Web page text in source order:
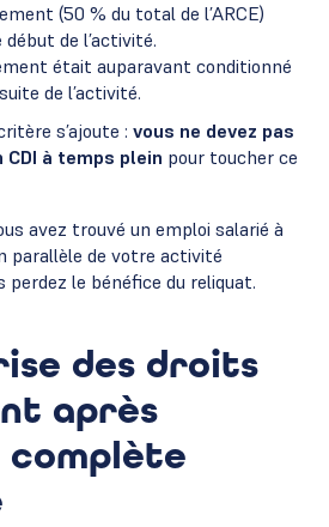
(50 % du total de l’ARCE)
de l’activité.
était auparavant conditionné
de l’activité.
s’ajoute :vous ne devez pas
CDI à temps plein pour toucher ce
avez trouvé un emploi salarié à
parallèle de votre activité
perdez le bénéfice du reliquat.
des droits
après
complète